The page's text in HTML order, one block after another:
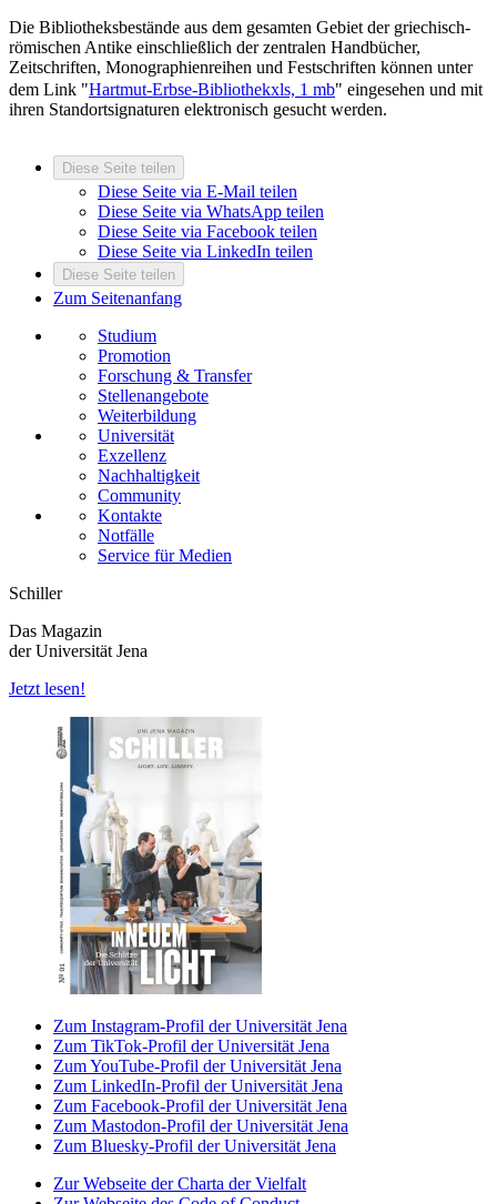
Die Bibliotheksbestände aus dem gesamten Gebiet der griechisch-
römischen Antike einschließlich der zentralen Handbücher,
Zeitschriften, Monographienreihen und Festschriften können unter
dem Link "Hartmut-Erbse-Bibliothekxls, 1 mb" eingesehen und mit
ihren Standortsignaturen elektronisch gesucht werden.
Diese Seite teilen
Diese Seite via E-Mail teilen
Diese Seite via WhatsApp teilen
Diese Seite via Facebook teilen
Diese Seite via LinkedIn teilen
Diese Seite teilen
Zum Seitenanfang
Studium
Promotion
Forschung & Transfer
Stellenangebote
Weiterbildung
Universität
Exzellenz
Nachhaltigkeit
Community
Kontakte
Notfälle
Service für Medien
Schiller
Das Magazin
der Universität Jena
Jetzt lesen!
Zum Instagram-Profil der Universität Jena
Zum TikTok-Profil der Universität Jena
Zum YouTube-Profil der Universität Jena
Zum LinkedIn-Profil der Universität Jena
Zum Facebook-Profil der Universität Jena
Zum Mastodon-Profil der Universität Jena
Zum Bluesky-Profil der Universität Jena
Zur Webseite der Charta der Vielfalt